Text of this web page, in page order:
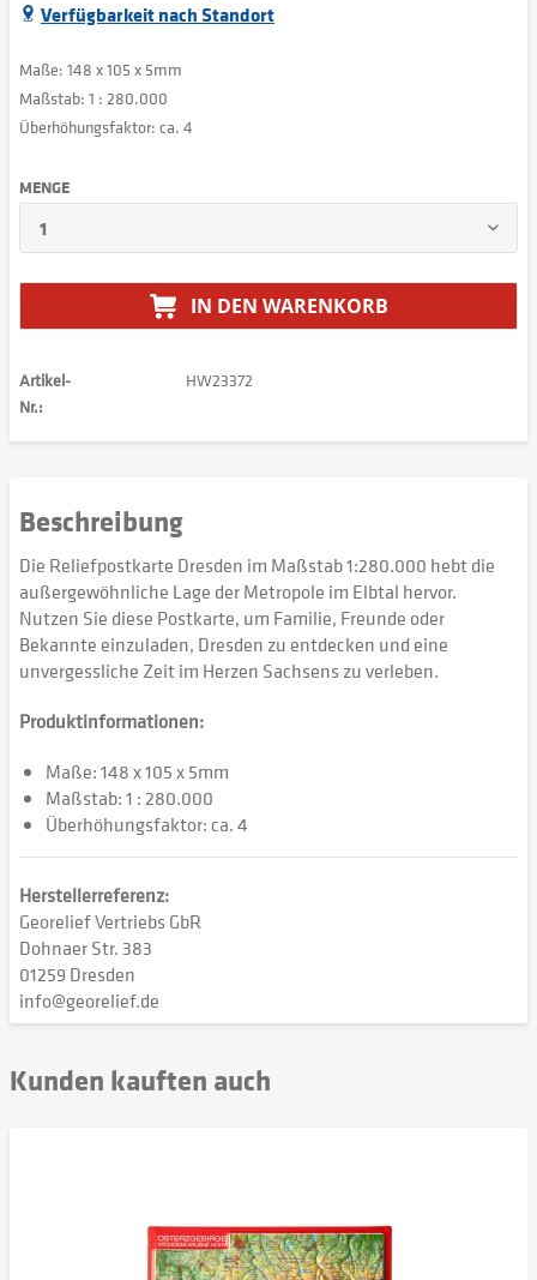
Verfügbarkeit nach Standort
Maße: 148 x 105 x 5mm
Maßstab: 1 : 280.000
Überhöhungsfaktor: ca. 4
MENGE
IN DEN WARENKORB
Artikel-
Nr.:
HW23372
Beschreibung
Die Reliefpostkarte Dresden im Maßstab 1:280.000 hebt die
außergewöhnliche Lage der Metropole im Elbtal hervor.
Nutzen Sie diese Postkarte, um Familie, Freunde oder
Bekannte einzuladen, Dresden zu entdecken und eine
unvergessliche Zeit im Herzen Sachsens zu verleben.
Produktinformationen:
Maße: 148 x 105 x 5mm
Maßstab: 1 : 280.000
Überhöhungsfaktor: ca. 4
Herstellerreferenz:
Georelief Vertriebs GbR
Dohnaer Str. 383
01259 Dresden
info@georelief.de
Kunden kauften auch